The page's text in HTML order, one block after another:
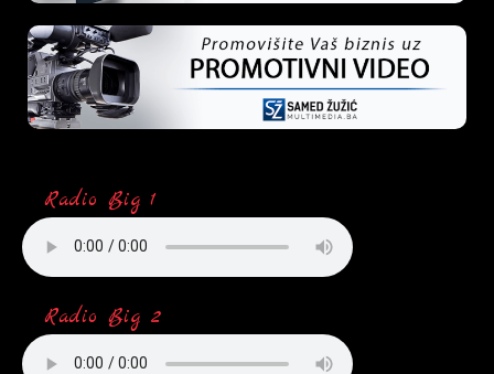
Radio Big 1
Radio Big 2